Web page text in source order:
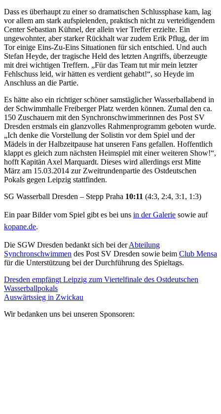
Dass es überhaupt zu einer so dramatischen Schlussphase kam, lag
vor allem am stark aufspielenden, praktisch nicht zu verteidigendem
Center Sebastian Kühnel, der allein vier Treffer erzielte. Ein
ungewohnter, aber starker Rückhalt war zudem Erik Pflug, der im
Tor einige Eins-Zu-Eins Situationen für sich entschied. Und auch
Stefan Heyde, der tragische Held des letzten Angriffs, überzeugte
mit drei wichtigen Treffern. „Für das Team tut mir mein letzter
Fehlschuss leid, wir hätten es verdient gehabt!“, so Heyde im
Anschluss an die Partie.
Es hätte also ein richtiger schöner samstäglicher Wasserballabend in
der Schwimmhalle Freiberger Platz werden können. Zumal den ca.
150 Zuschauern mit den Synchronschwimmerinnen des Post SV
Dresden erstmals ein glanzvolles Rahmenprogramm geboten wurde.
„Ich denke die Vorstellung der Solistin vor dem Spiel und der
Mädels in der Halbzeitpause hat unseren Fans gefallen. Hoffentlich
klappt es gleich zum nächsten Heimspiel mit einer weiteren Show!“,
hofft Kapitän Axel Marquardt. Dieses wird allerdings erst Mitte
März am 15.03.2014 zur Zweitrundenpartie des Ostdeutschen
Pokals gegen Leipzig stattfinden.
SG Wasserball Dresden – Stepp Praha 10:11 (4:3, 2:4, 3:1, 1:3)
Ein paar Bilder vom Spiel gibt es bei uns in der Galerie sowie auf
kopane.de.
Die SGW Dresden bedankt sich bei derAbteilung
Synchronschwimmen des Post SV Dresden sowie beim Club Mensa
für die Unterstützung bei der Durchführung des Spieltags.
Dresden empfängt Leipzig zum Viertelfinale des Ostdeutschen
Wasserballpokals
Auswärtssieg in Zwickau
Wir bedanken uns bei unseren Sponsoren: